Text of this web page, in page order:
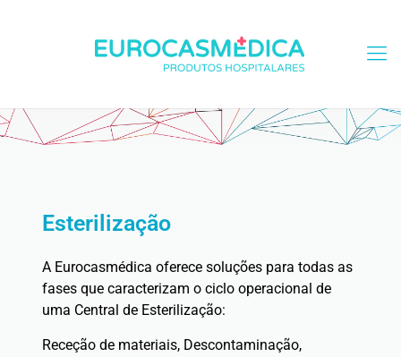
Esterilização
A Eurocasmédica oferece soluções para todas as
fases que caracterizam o ciclo operacional de
uma Central de Esterilização:
Receção de materiais, Descontaminação,